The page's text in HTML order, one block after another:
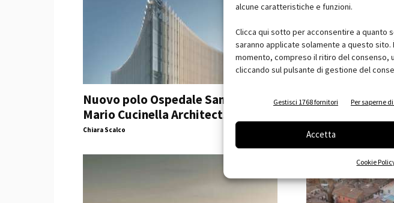
alcune caratteristiche e funzioni.
Clicca qui sotto per acconsentire a
saranno applicate solamente a questo
momento, compreso il ritiro del consenso,
cliccando sul pulsante di gestione del
Gestisci 1768 fornitori Per saperne
Accetta
Cookie
Nuovo polo Ospedale San Raffaele,
Mario Cucinella Architects, Milano
Chiara Scalco
Design with
Chiara Scalco